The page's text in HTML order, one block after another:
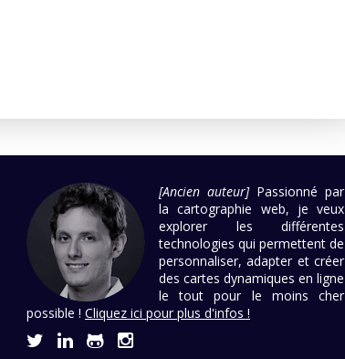
[Ancien auteur]Passionné par
la cartographie web, je veux
explorer les différentes
technologies qui permettent de
personnaliser, adapter et créer
des cartes dynamiques en ligne
le tout pour le moins cher
possible ! Cliquez ici pour plus d'infos !